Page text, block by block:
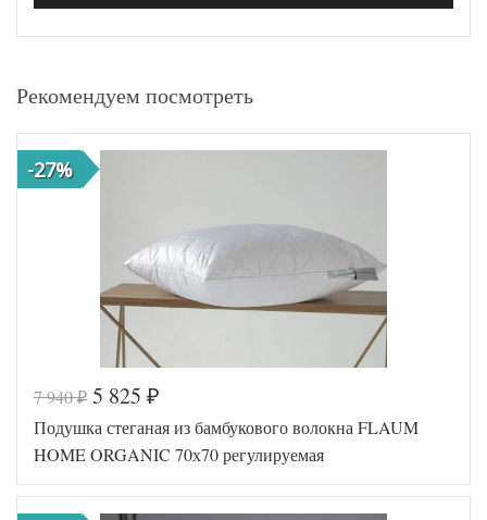
Рекомендуем посмотреть
-27%
7 940₽ 5 825 ₽
Подушка стеганая из бамбукового волокна FLAUM
HOME ORGANIC 70х70 регулируемая